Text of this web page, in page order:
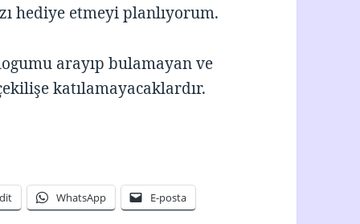
hediye etmeyi planlıyorum.
arayıp bulamayan ve
katılamayacaklardır.
WhatsApp E-posta